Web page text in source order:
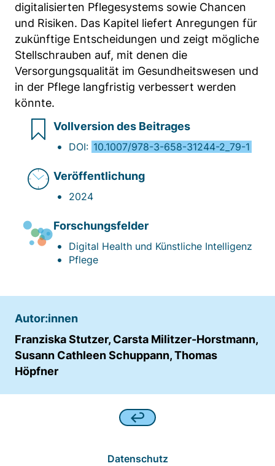
digitalisierten Pflegesystems sowie Chancen
und Risiken. Das Kapitel liefert Anregungen für
zukünftige Entscheidungen und zeigt mögliche
Stellschrauben auf, mit denen die
Versorgungsqualität im Gesundheitswesen und
in der Pflege langfristig verbessert werden
könnte.
Vollversion des Beitrages
DOI: 10.1007/978-3-658-31244-2_79-1
Veröffentlichung
2024
Forschungsfelder
Digital Health und Künstliche Intelligenz
Pflege
Autor:innen
Franziska Stutzer, Carsta Militzer-Horstmann,
Susann Cathleen Schuppann, Thomas
Höpfner
Datenschutz
Anbieter:
TYPO3
Zweck:
Frontend Benutzer Identifizierung
Cookie Laufzeit:
Sitzung
Wir werten das Nutzerverhalten mit
Matomo aus.
Matomo SessionID
Name:
MATOMO_SESSID
Matomo
Zweck:
Benutzer Tracking
14d
Matomo Sprache